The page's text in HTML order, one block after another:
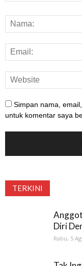
Simpan nama,
untuk komentar saya
TERKINI
Diri
Rabu, 5